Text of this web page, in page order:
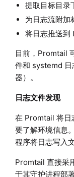
提取目标目录
为日志流附加
将日志推送到
目前，Promtail
件和 systemd 日
器）。
日志文件发现
在 Promtail 将日
要了解环境信息
程序将日志写入
Promtail 直接采
于其守护进程部